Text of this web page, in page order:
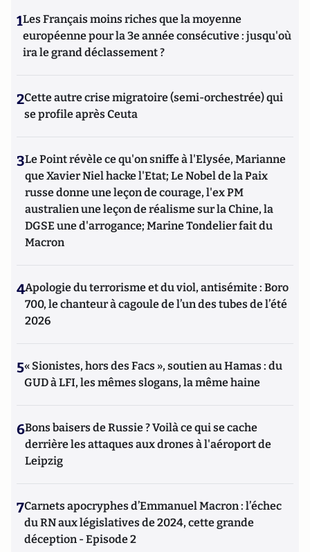
1Les Français moins riches que la moyenne
européenne pour la 3e année consécutive : jusqu'où
ira le grand déclassement ?
2Cette autre crise migratoire (semi-orchestrée) qui
se profile après Ceuta
3Le Point révèle ce qu'on sniffe à l'Elysée, Marianne
que Xavier Niel hacke l'Etat; Le Nobel de la Paix
russe donne une leçon de courage, l'ex PM
australien une leçon de réalisme sur la Chine, la
DGSE une d'arrogance; Marine Tondelier fait du
Macron
4Apologie du terrorisme et du viol, antisémite : Boro
700, le chanteur à cagoule de l’un des tubes de l’été
2026
5« Sionistes, hors des Facs », soutien au Hamas : du
GUD à LFI, les mêmes slogans, la même haine
6Bons baisers de Russie ? Voilà ce qui se cache
derrière les attaques aux drones à l'aéroport de
Leipzig
7Carnets apocryphes d’Emmanuel Macron : l’échec
du RN aux législatives de 2024, cette grande
déception - Episode 2